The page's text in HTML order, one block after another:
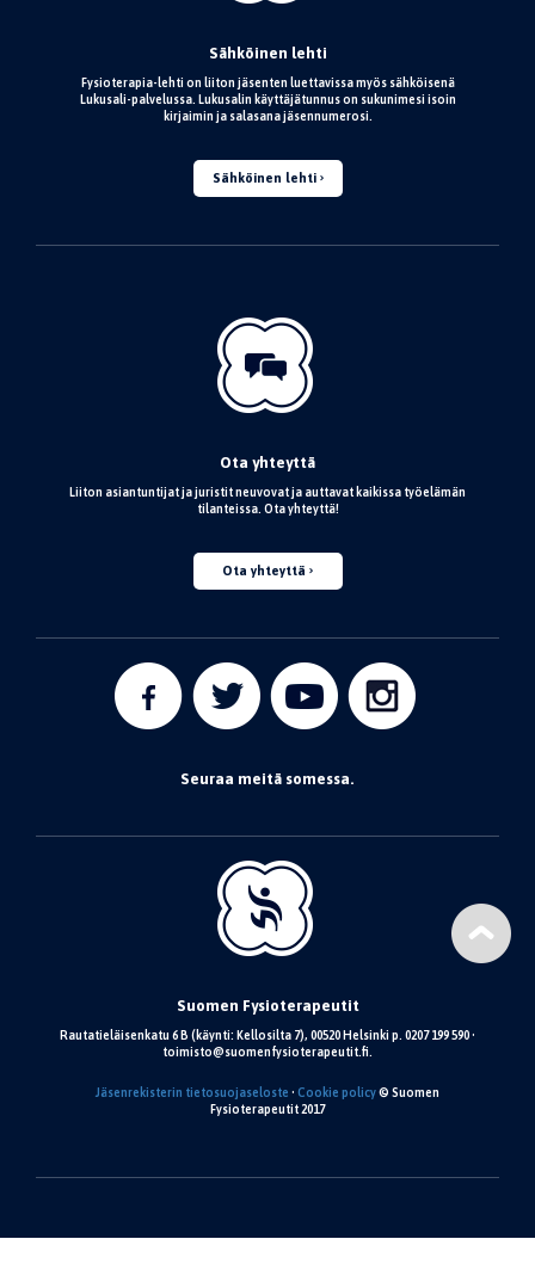
Sähköinen lehti
Fysioterapia-lehti on liiton jäsenten luettavissa myös sähköisenä
Lukusali-palvelussa. Lukusalin käyttäjätunnus on sukunimesi isoin
kirjaimin ja salasana jäsennumerosi.
Sähköinen lehti
Ota yhteyttä
Liiton asiantuntijat ja juristit neuvovat ja auttavat kaikissa työelämän
tilanteissa. Ota yhteyttä!
Ota yhteyttä
Seuraa meitä somessa.
Suomen Fysioterapeutit
Rautatieläisenkatu 6 B (käynti: Kellosilta 7), 00520 Helsinki p. 0207 199 590 •
toimisto@suomenfysioterapeutit.fi.
Jäsenrekisterin tietosuojaseloste • Cookie policy© Suomen
Fysioterapeutit 2017